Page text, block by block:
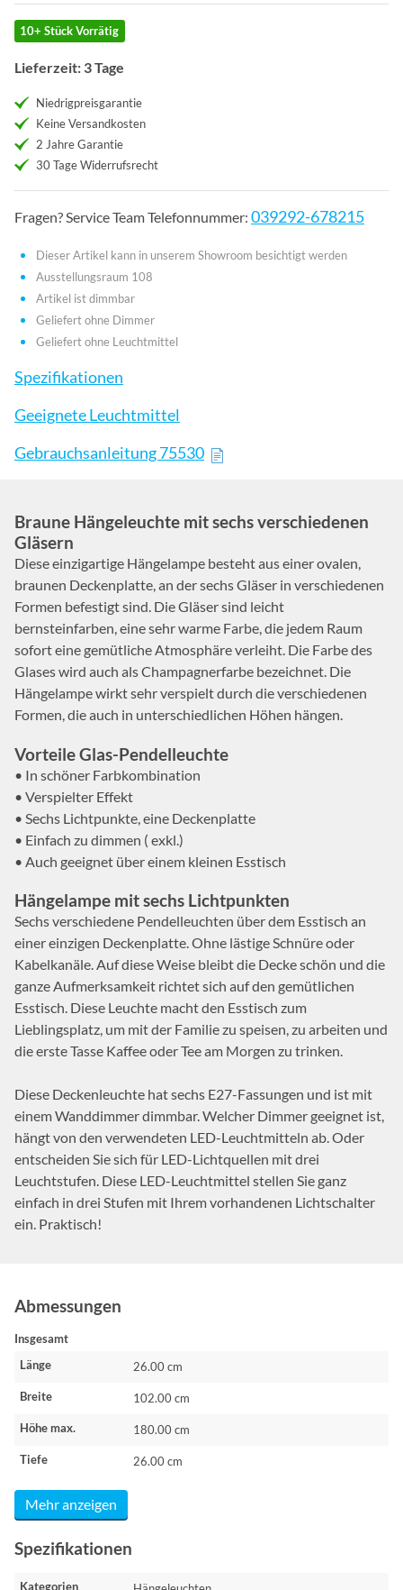
10+ Stück Vorrätig
Lieferzeit: 3 Tage
Niedrigpreisgarantie
Keine Versandkosten
2 Jahre Garantie
30 Tage Widerrufsrecht
Fragen? Service Team Telefonnummer: 039292-678215
Dieser Artikel kann in unserem Showroom besichtigt werden
Ausstellungsraum 108
Artikel ist dimmbar
Geliefert ohne Dimmer
Geliefert ohne Leuchtmittel
Spezifikationen
Geeignete Leuchtmittel
Gebrauchsanleitung 75530
Braune Hängeleuchte mit sechs verschiedenen
Gläsern
Diese einzigartige Hängelampe besteht aus einer ovalen,
braunen Deckenplatte, an der sechs Gläser in verschiedenen
Formen befestigt sind. Die Gläser sind leicht
bernsteinfarben, eine sehr warme Farbe, die jedem Raum
sofort eine gemütliche Atmosphäre verleiht. Die Farbe des
Glases wird auch als Champagnerfarbe bezeichnet. Die
Hängelampe wirkt sehr verspielt durch die verschiedenen
Formen, die auch in unterschiedlichen Höhen hängen.
Vorteile Glas-Pendelleuchte
• In schöner Farbkombination
• Verspielter Effekt
• Sechs Lichtpunkte, eine Deckenplatte
• Einfach zu dimmen ( exkl.)
• Auch geeignet über einem kleinen Esstisch
Hängelampe mit sechs Lichtpunkten
Sechs verschiedene Pendelleuchten über dem Esstisch an
einer einzigen Deckenplatte. Ohne lästige Schnüre oder
Kabelkanäle. Auf diese Weise bleibt die Decke schön und die
ganze Aufmerksamkeit richtet sich auf den gemütlichen
Esstisch. Diese Leuchte macht den Esstisch zum
Lieblingsplatz, um mit der Familie zu speisen, zu arbeiten und
die erste Tasse Kaffee oder Tee am Morgen zu trinken.
Diese Deckenleuchte hat sechs E27-Fassungen und ist mit
einem Wanddimmer dimmbar. Welcher Dimmer geeignet ist,
hängt von den verwendeten LED-Leuchtmitteln ab. Oder
entscheiden Sie sich für LED-Lichtquellen mit drei
Leuchtstufen. Diese LED-Leuchtmittel stellen Sie ganz
einfach in drei Stufen mit Ihrem vorhandenen Lichtschalter
ein. Praktisch!
Abmessungen
Insgesamt
Länge
26.00 cm
Breite 102.00 cm
Höhe max. 180.00 cm
Tiefe 26.00 cm
Mehr anzeigen
Spezifikationen
Kategorien